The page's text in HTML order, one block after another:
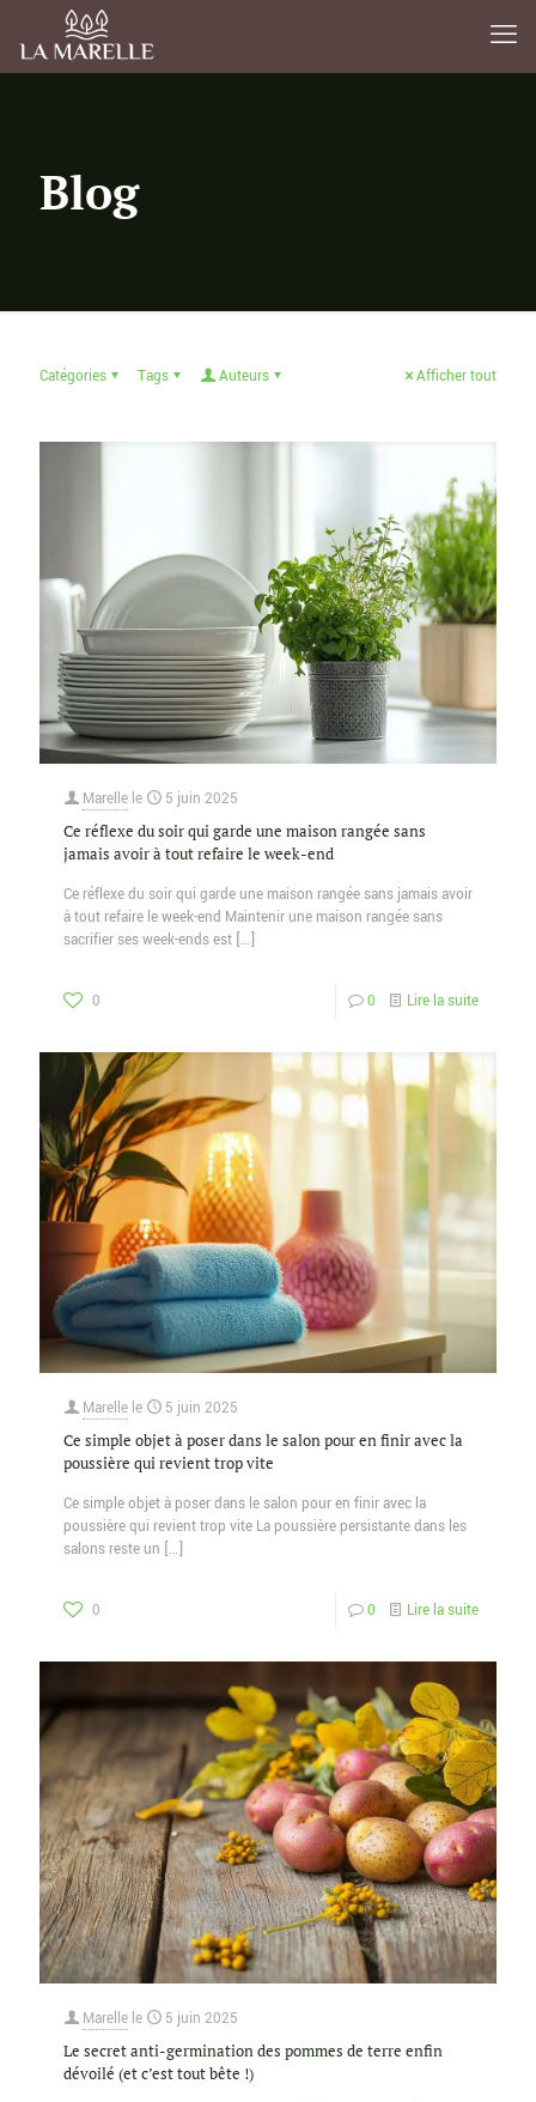
Blog
Catégories Tags Auteurs Afficher tout
Marelle le 5 juin 2025
Ce réflexe du soir qui garde une maison rangée sans
jamais avoir à tout refaire le week-end
Ce réflexe du soir qui garde une maison rangée sans jamais avoir
à tout refaire le week-end Maintenir une maison rangée sans
sacrifier ses week-ends est […]
0 0 Lire la suite
Marelle le 5 juin 2025
Ce simple objet à poser dans le salon pour en finir avec la
poussière qui revient trop vite
Ce simple objet à poser dans le salon pour en finir avec la
poussière qui revient trop vite La poussière persistante dans les
salons reste un […]
0 0 Lire la suite
Marelle le 5 juin 2025
Le secret anti-germination des pommes de terre enfin
dévoilé (et c’est tout bête !)